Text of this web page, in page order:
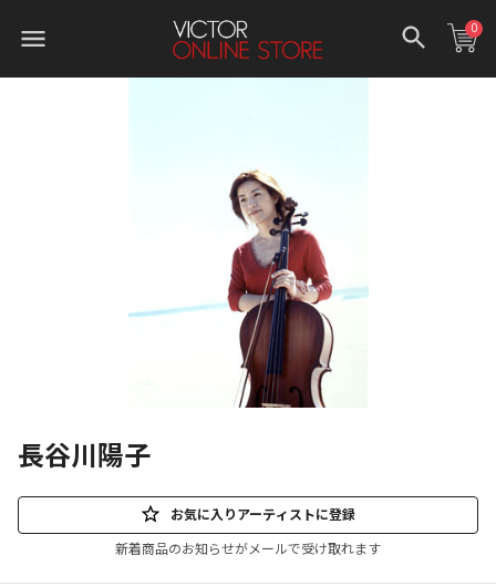
0
長谷川陽子
お気に入りアーティストに登録
新着商品のお知らせがメールで受け取れます